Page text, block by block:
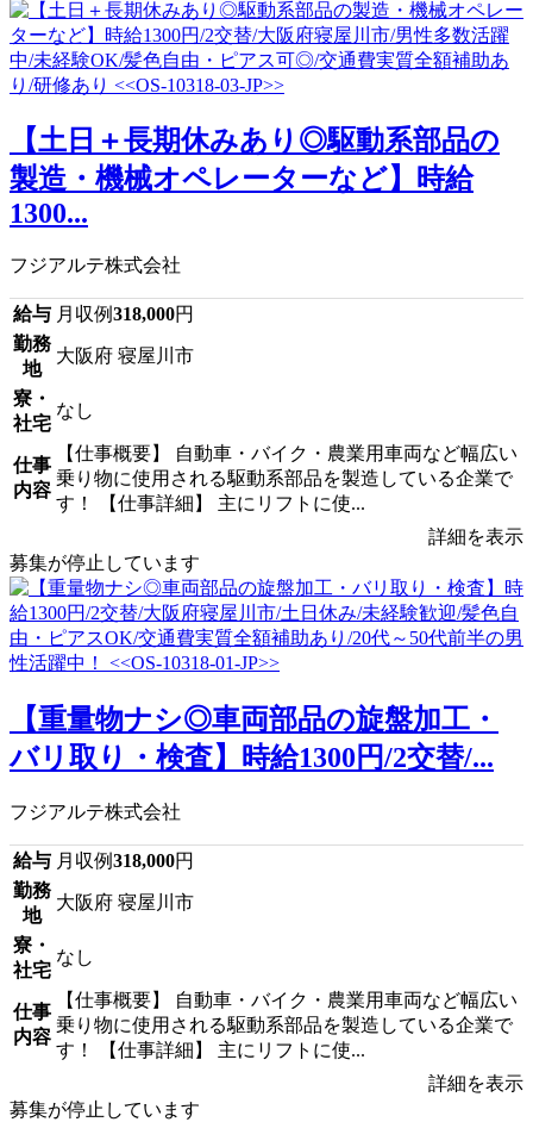
【土日＋長期休みあり◎駆動系部品の
製造・機械オペレーターなど】時給
1300...
フジアルテ株式会社
給与 月収例318,000円
勤務
地
大阪府 寝屋川市
寮・
社宅
なし
仕事
内容
【仕事概要】 自動車・バイク・農業用車両など幅広い
乗り物に使用される駆動系部品を製造している企業で
す！ 【仕事詳細】 主にリフトに使...
詳細を表示
募集が停止しています
【重量物ナシ◎車両部品の旋盤加工・
バリ取り・検査】時給1300円/2交替/...
フジアルテ株式会社
給与 月収例318,000円
勤務
地
大阪府 寝屋川市
寮・
社宅
なし
仕事
内容
【仕事概要】 自動車・バイク・農業用車両など幅広い
乗り物に使用される駆動系部品を製造している企業で
す！ 【仕事詳細】 主にリフトに使...
詳細を表示
募集が停止しています